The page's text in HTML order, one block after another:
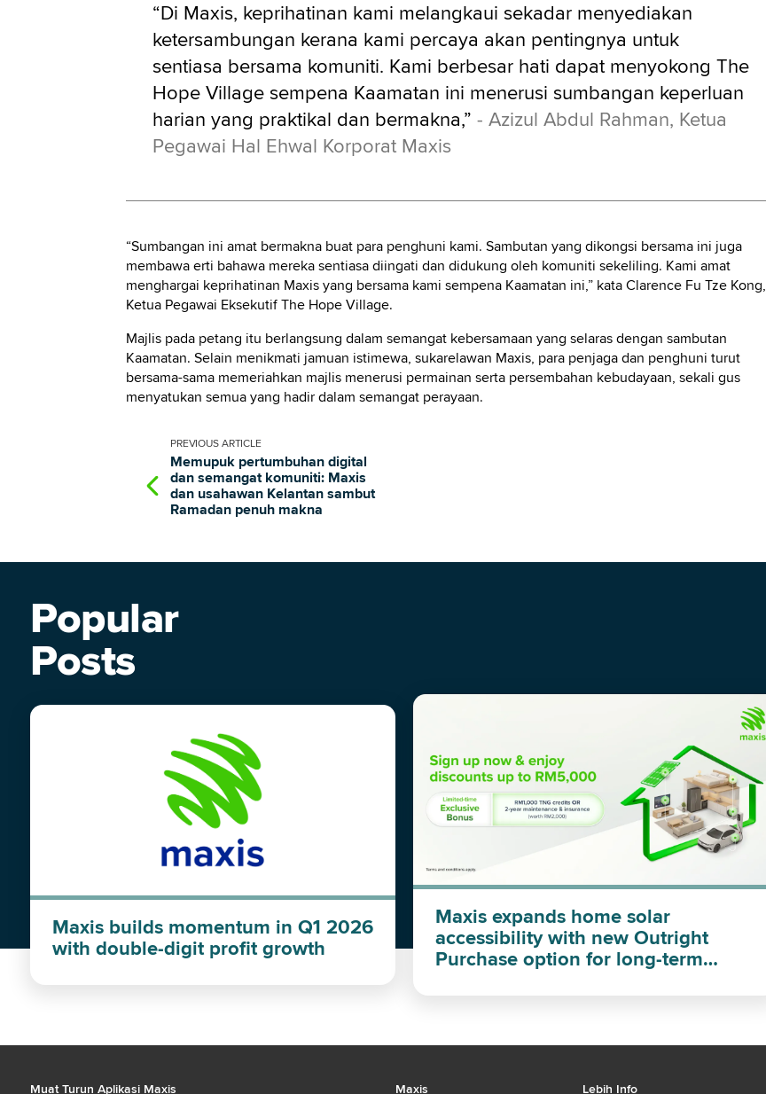
“Di Maxis, keprihatinan kami melangkaui sekadar menyediakan
ketersambungan kerana kami percaya akan pentingnya untuk
sentiasa bersama komuniti. Kami berbesar hati dapat menyokong The
Hope Village sempena Kaamatan ini menerusi sumbangan keperluan
harian yang praktikal dan bermakna,” - Azizul Abdul Rahman, Ketua
Pegawai Hal Ehwal Korporat Maxis
“Sumbangan ini amat bermakna buat para penghuni kami. Sambutan yang dikongsi bersama ini juga
membawa erti bahawa mereka sentiasa diingati dan didukung oleh komuniti sekeliling. Kami amat
menghargai keprihatinan Maxis yang bersama kami sempena Kaamatan ini,” kata Clarence Fu Tze Kong,
Ketua Pegawai Eksekutif The Hope Village.
Majlis pada petang itu berlangsung dalam semangat kebersamaan yang selaras dengan sambutan
Kaamatan. Selain menikmati jamuan istimewa, sukarelawan Maxis, para penjaga dan penghuni turut
bersama-sama memeriahkan majlis menerusi permainan serta persembahan kebudayaan, sekali gus
menyatukan semua yang hadir dalam semangat perayaan.
PREVIOUS ARTICLE
Memupuk pertumbuhan digital
dan semangat komuniti: Maxis
dan usahawan Kelantan sambut
Ramadan penuh makna
Popular
Posts
Maxis builds momentum in Q1 2026
with double-digit profit growth
Maxis expands home solar
accessibility with new Outright
Purchase option for long-term
Muat Turun Aplikasi Maxis Maxis Lebih Info